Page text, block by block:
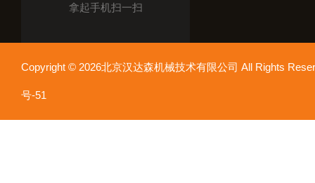
拿起手机扫一扫
Copyright © 2026北京汉达森机械技术有限公司 All Rights
号-51